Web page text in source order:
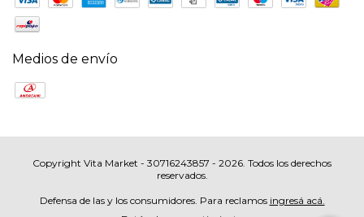
Medios de envío
Copyright Vita Market - 30716243857 - 2026. Todos los derechos
reservados.
Defensa de las y los consumidores. Para reclamos ingresá acá.